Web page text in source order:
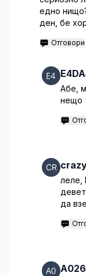
едно
ден, бе
Отговори
Абе,
нещо
леле,
да